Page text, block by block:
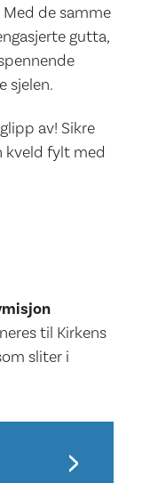
de samme
gutta,
sjelen.
av! Sikre
kveld fylt med
til Kirkens
sliter i